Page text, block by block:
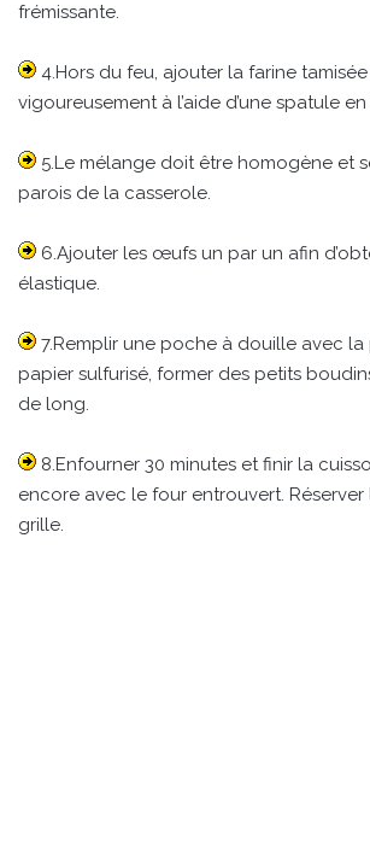
frémissante.
4.Hors du feu, ajouter la farine
vigoureusement à l’aide d’une spatule en
5.Le mélange doit être homogène et
parois de la casserole.
6.Ajouter les œufs un par un afin
élastique.
7.Remplir une poche à douille avec la
papier sulfurisé, former des petits
de long.
8.Enfourner 30 minutes et finir la
encore avec le four entrouvert. Réserver
grille.